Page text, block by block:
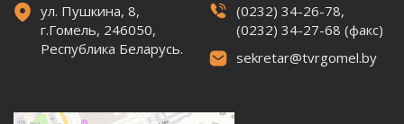
ул. Пушкина, 8,
г.Гомель, 246050,
Республика Беларусь.
(0232) 34-26-78,
(0232) 34-27-68 (факс)
sekretar@tvrgomel.by